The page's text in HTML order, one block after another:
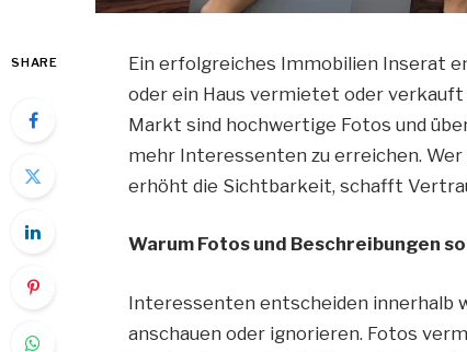
SHARE
Ein erfolgreiches Immobilien Inserat
oder ein Haus vermietet oder
Markt sind hochwertige Fotos und
mehr Interessenten zu erreichen.
erhöht die Sichtbarkeit, schafft
Warum Fotos und Beschreibungen
Interessenten entscheiden innerhalb
anschauen oder ignorieren. Fotos